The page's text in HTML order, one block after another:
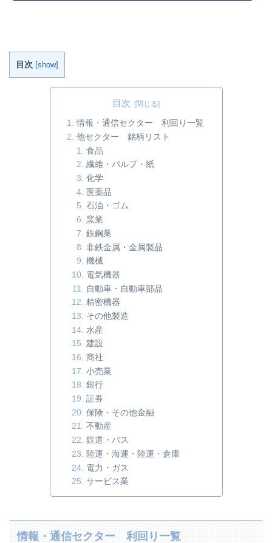
続きを読む
目次 [show]
目次
情報・通信セクター 利回り一覧
他セクター 銘柄リスト
食品
繊維・パルプ・紙
化学
医薬品
石油・ゴム
窯業
鉄鋼業
非鉄金属・金属製品
機械
電気機器
自動車・自動車部品
精密機器
その他製造
水産
建設
商社
小売業
銀行
証券
保険・その他金融
不動産
鉄道・バス
陸運・海運・陸運・倉庫
電力・ガス
サービス業
情報・通信セクター 利回り一覧